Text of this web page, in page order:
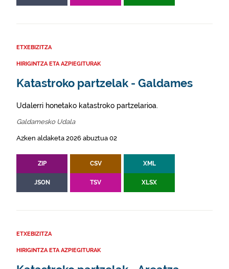
ETXEBIZITZA
HIRIGINTZA ETA AZPIEGITURAK
Katastroko partzelak - Galdames
Udalerri honetako katastroko partzelarioa.
Galdamesko Udala
Azken aldaketa 2026 abuztua 02
ZIP CSV XML
JSON TSV XLSX
ETXEBIZITZA
HIRIGINTZA ETA AZPIEGITURAK